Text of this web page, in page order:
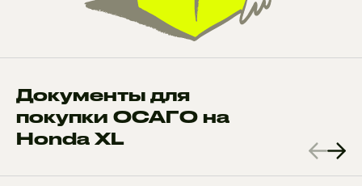
Документы для
покупки ОСАГО на
Honda XL